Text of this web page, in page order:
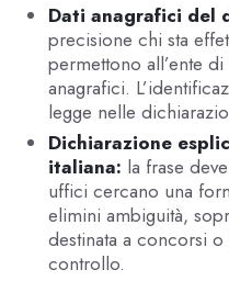
Dati anagrafici del
precisione chi sta
permettono all’ente
anagrafici.
legge nelle
Dichiarazione
italiana: la frase
uffici cercano una
elimini ambiguità,
destinata a concorsi
controllo.